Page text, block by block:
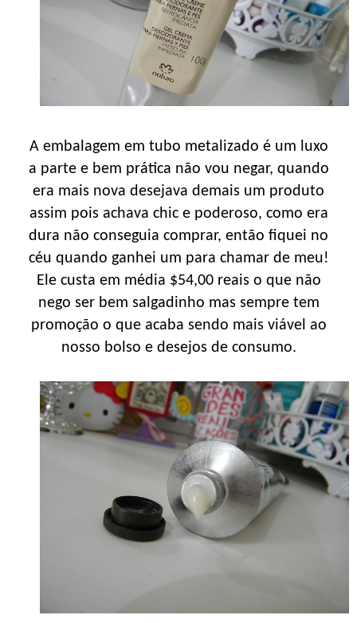
A embalagem em tubo metalizado é um luxo
a parte e bem prática não vou negar, quando
era mais nova desejava demais um produto
assim pois achava chic e poderoso, como era
dura não conseguia comprar, então fiquei no
céu quando ganhei um para chamar de meu!
Ele custa em média $54,00 reais o que não
nego ser bem salgadinho mas sempre tem
promoção o que acaba sendo mais viável ao
nosso bolso e desejos de consumo.